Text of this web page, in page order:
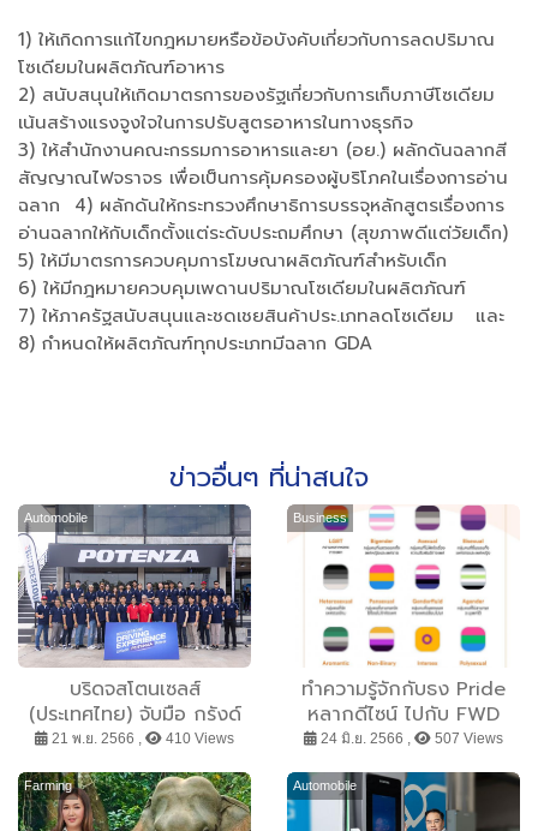
1) ให้เกิดการแก้ไขกฎหมายหรือข้อบังคับเกี่ยวกับการลดปริมาณ
โซเดียมในผลิตภัณฑ์อาหาร
2) สนับสนุนให้เกิดมาตรการของรัฐเกี่ยวกับการเก็บภาษีโซเดียม
เน้นสร้างแรงจูงใจในการปรับสูตรอาหารในทางธุรกิจ
3) ให้สำนักงานคณะกรรมการอาหารและยา (อย.) ผลักดันฉลากสี
สัญญาณไฟจราจร เพื่อเป็นการคุ้มครองผู้บริโภคในเรื่องการอ่าน
ฉลาก 4) ผลักดันให้กระทรวงศึกษาธิการบรรจุหลักสูตรเรื่องการ
อ่านฉลากให้กับเด็กตั้งแต่ระดับประถมศึกษา (สุขภาพดีแต่วัยเด็ก)
5) ให้มีมาตรการควบคุมการโฆษณาผลิตภัณฑ์สำหรับเด็ก
6) ให้มีกฎหมายควบคุมเพดานปริมาณโซเดียมในผลิตภัณฑ์
7) ให้ภาครัฐสนับสนุนและชดเชยสินค้าประ.เภทลดโซเดียม และ
8) กำหนดให้ผลิตภัณฑ์ทุกประเภทมีฉลาก GDA
ข่าวอื่นๆ ที่น่าสนใจ
Automobile
บริดจสโตนเซลส์
(ประเทศไทย) จับมือ กรังด์
ปรีซ์ กรุ๊ป ร่วมจัดงาน
“BRIDGESTONE DRIVING
EXPERIENCE: Unlock
POTENZA Power”
21 พ.ย. 2566 , 410 Views
Business
ทำความรู้จักกับธง Pride
หลากดีไซน์ ไปกับ FWD
ประกันชีวิต องค์กรที่
สนับสนุนทุกความหลาก
หลายและความเท่าเทียม
24 มิ.ย. 2566 , 507 Views
Farming Automobile